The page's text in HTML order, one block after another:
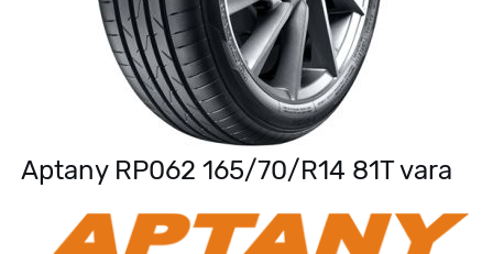
Aptany RP062 165/70/R14 81T vara